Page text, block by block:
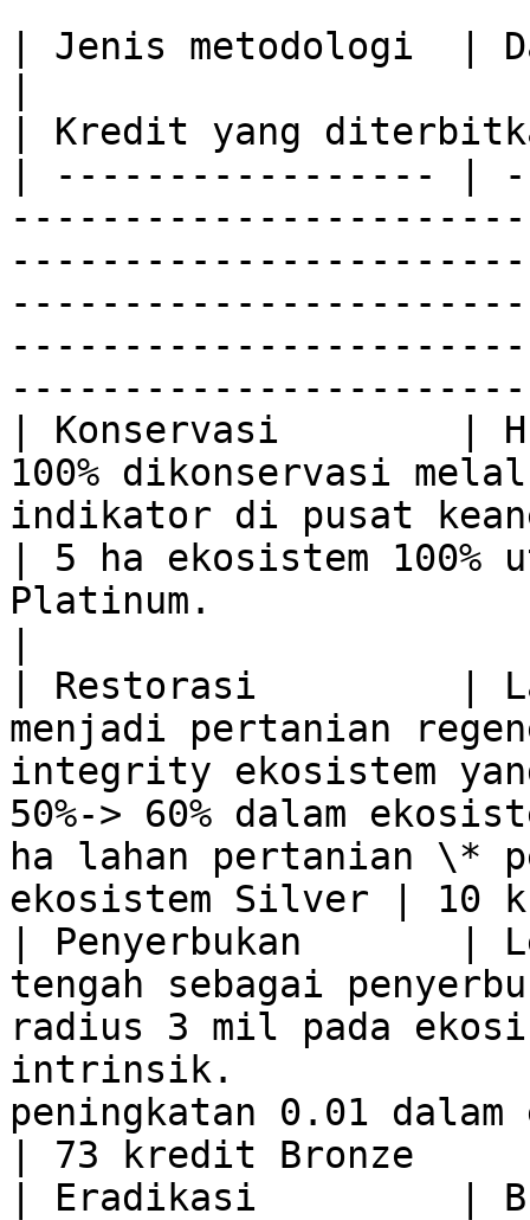
| Jenis metodologi  |
| Kredit yang
| ----------------- |
| Konservasi        |
100% dikonservasi
indikator di pusat
| 5 ha ekosistem 100%
Platinum.
| Restorasi         |
menjadi pertanian
integrity ekosistem
50%-> 60% dalam
ha lahan pertanian \*
ekosistem Silver |
| Penyerbukan       |
tengah sebagai
radius 3 mil pada
intrinsik.
peningkatan 0.01 dalam
| 73 kredit Bronze
| Eradikasi         |